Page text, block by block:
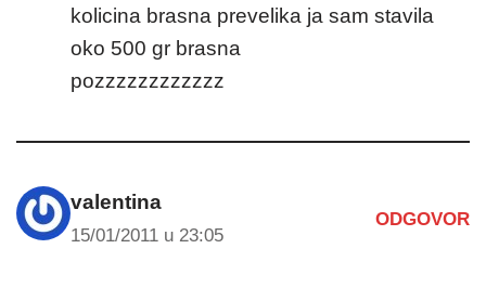
kolicina brasna prevelika ja sam stavila
oko 500 gr brasna
pozzzzzzzzzzzz
valentina
15/01/2011 u 23:05
ODGOVOR